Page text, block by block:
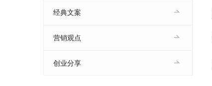
经典文案
营销观点
创业分享